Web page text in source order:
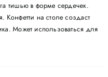
тишью в форме сердечек.
Конфетти на столе создаст
Может использоваться для